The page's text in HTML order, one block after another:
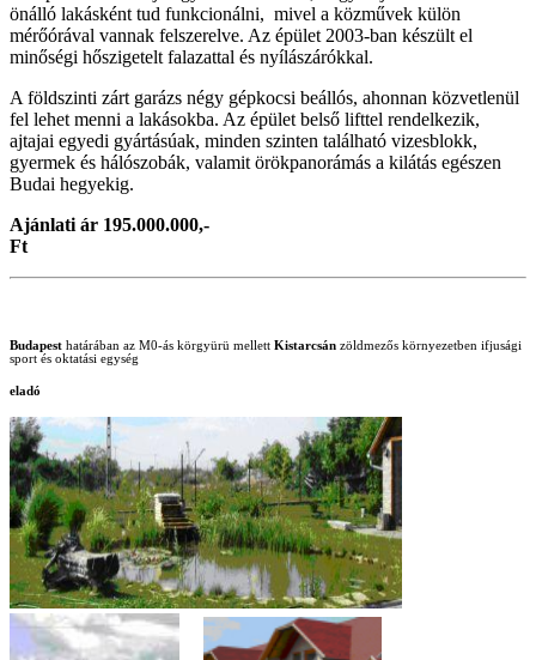
önálló lakásként tud funkcionálni, mivel a közművek külön
mérőórával vannak felszerelve. Az épület 2003-ban készült el
minőségi hőszigetelt falazattal és nyílászárókkal.
A földszinti zárt garázs négy gépkocsi beállós, ahonnan közvetlenül
fel lehet menni a lakásokba. Az épület belső lifttel rendelkezik,
ajtajai egyedi gyártásúak, minden szinten található vizesblokk,
gyermek és hálószobák, valamit örökpanorámás a kilátás egészen
Budai hegyekig.
Ajánlati ár 195.000.000,-
Ft
Budapest határában az M0-ás körgyürü mellett Kistarcsán zöldmezős környezetben ifjusági
sport és oktatási egység
eladó